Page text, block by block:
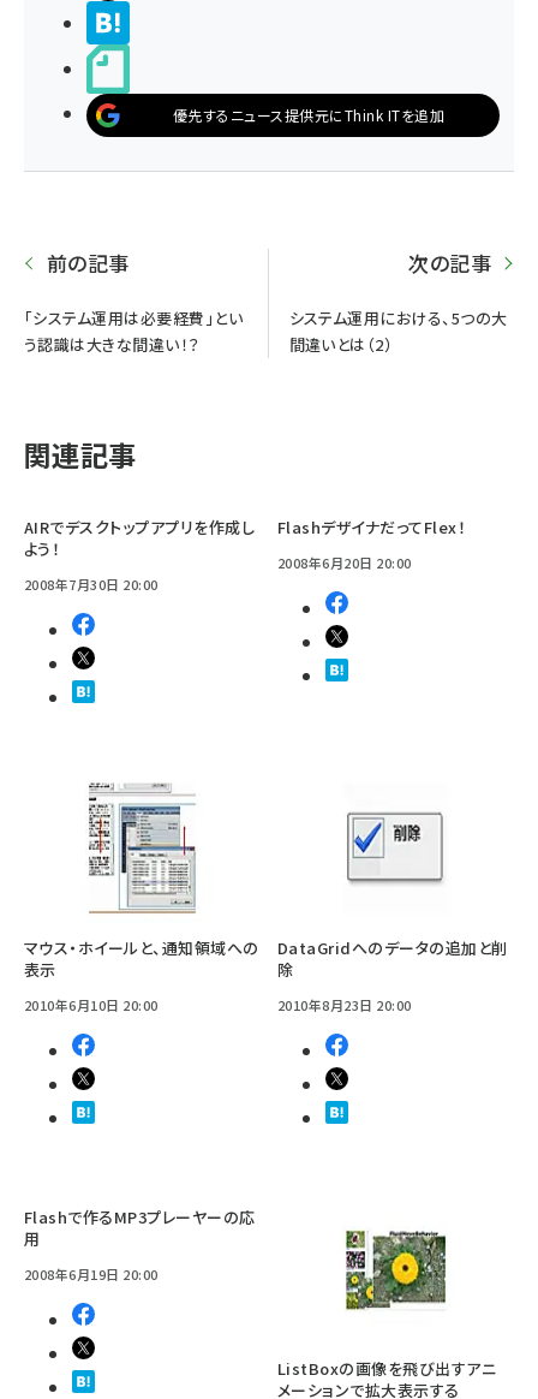
優先するニュース提供元にThink ITを追加
前の記事
「システム運用は必要経費」とい
う認識は大きな間違い！？
次の記事
システム運用における、5つの大
間違いとは（2）
関連記事
AIRでデスクトップアプリを作成し
よう！
2008年7月30日 20:00
FlashデザイナだってFlex！
2008年6月20日 20:00
マウス・ホイールと、通知領域への
表示
2010年6月10日 20:00
DataGridへのデータの追加と削
除
2010年8月23日 20:00
Flashで作るMP3プレーヤーの応
用
2008年6月19日 20:00
ListBoxの画像を飛び出すアニ
メーションで拡大表示する